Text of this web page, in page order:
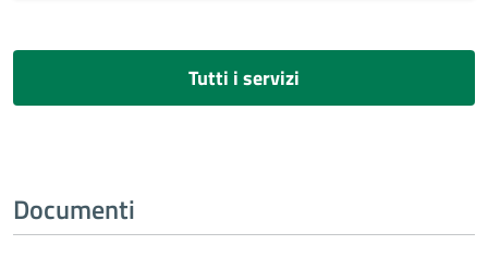
Tutti i servizi
Documenti